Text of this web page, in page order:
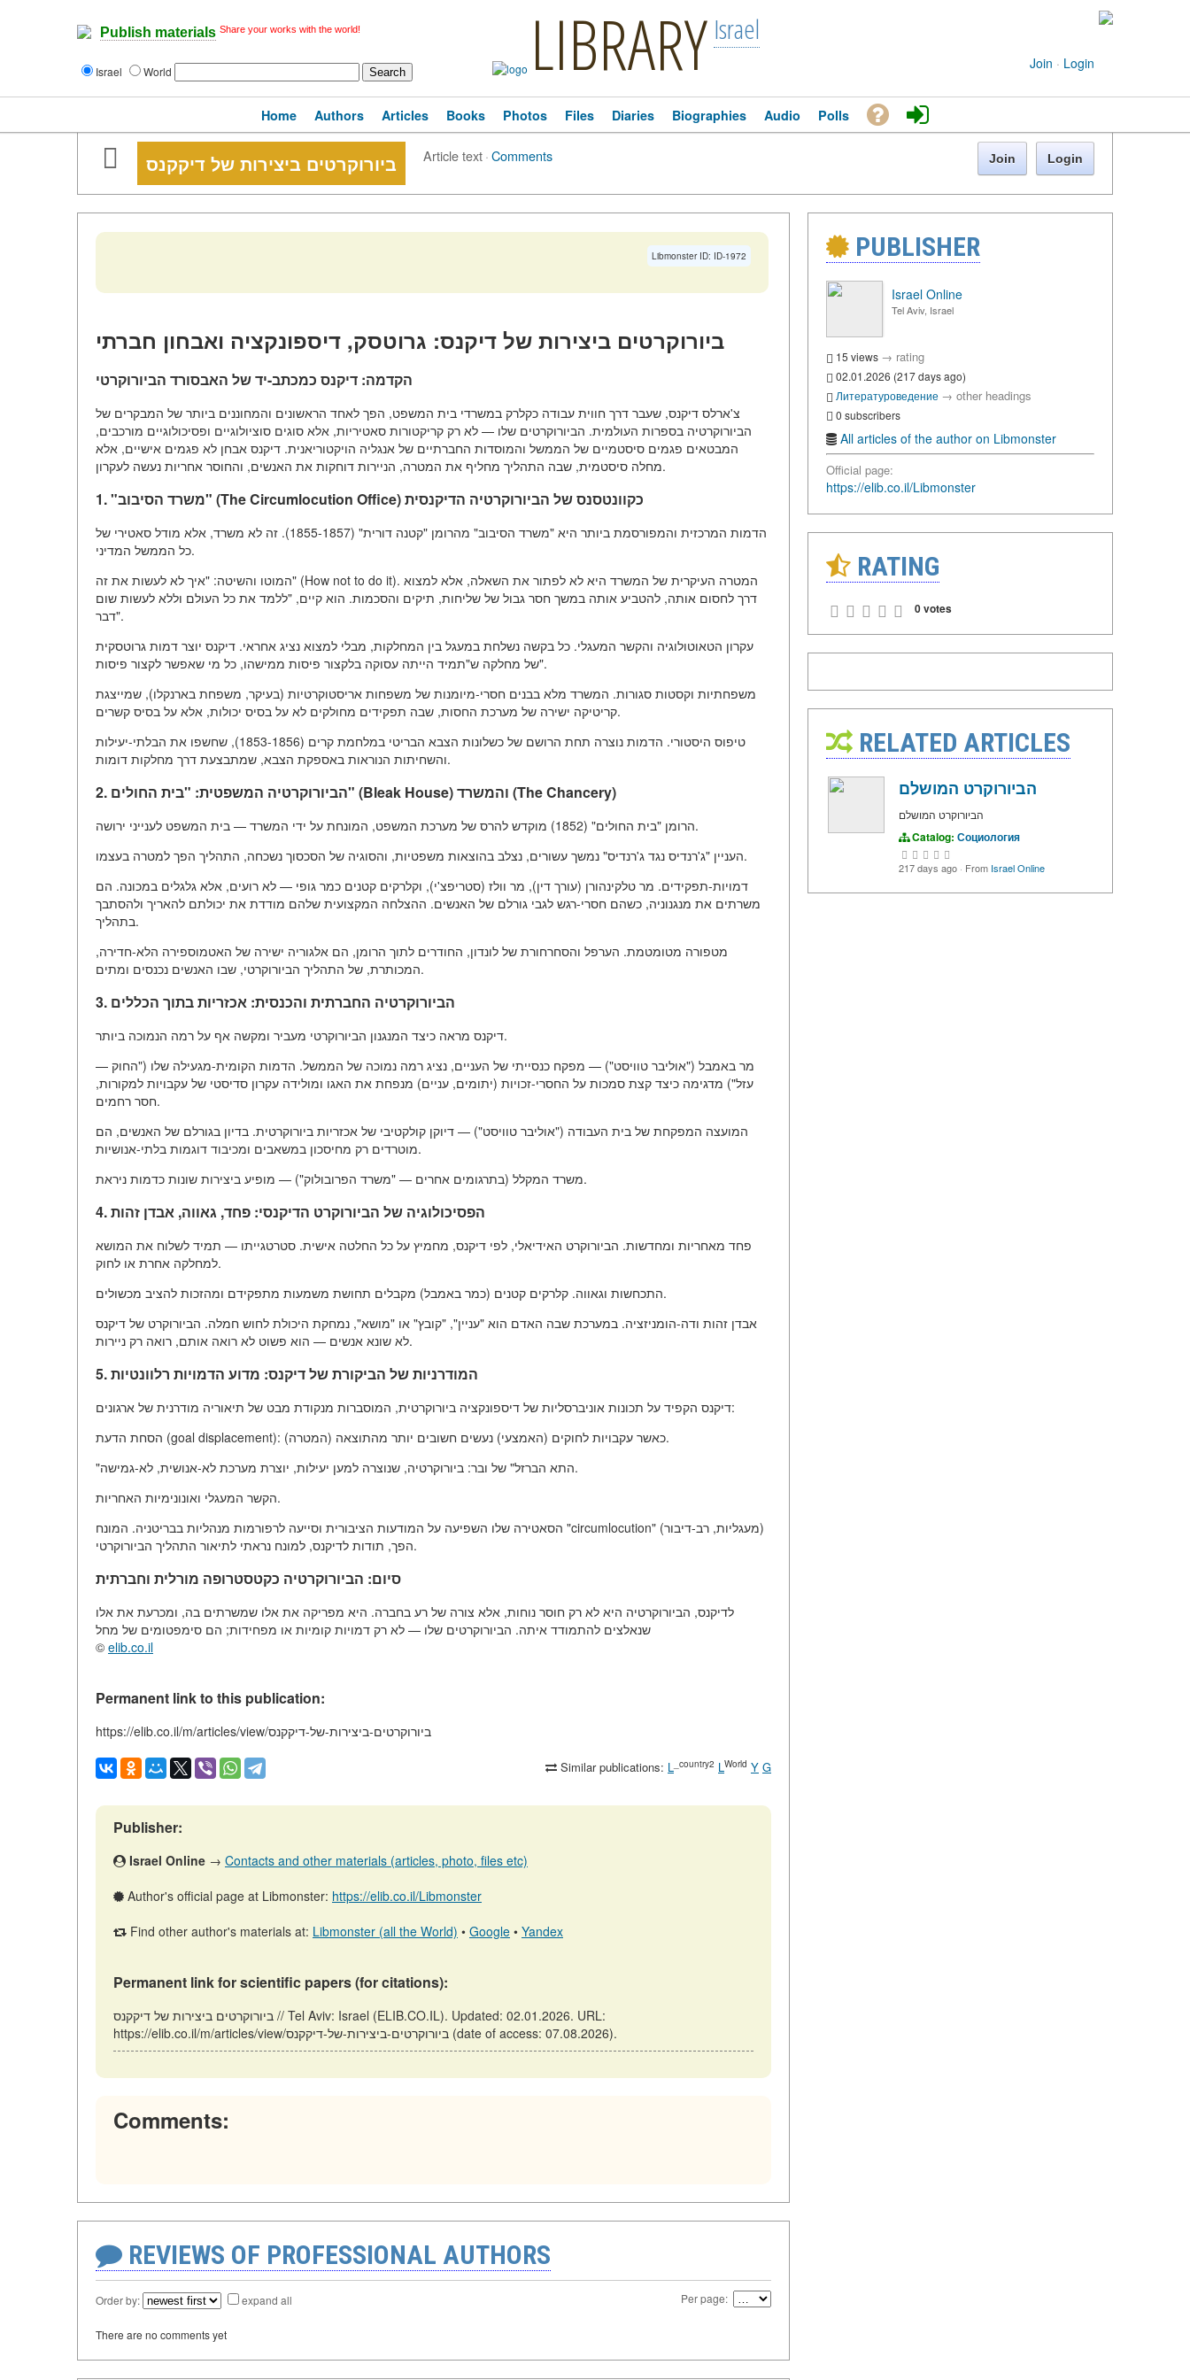
Publish materials Share your works with the world!
Israel World LIBRARY Israel
Join · Login
Home Authors Articles Books Photos Files Diaries Biographies Audio Polls
ביורוקרטים ביצירות של דיקקנס Article text·Comments Join Login
Libmonster ID: ID-1972
ביורוקרטים ביצירות של דיקנס: גרוטסק, דיספונקציה ואבחון חברתי
הקדמה: דיקנס כמכתב-יד של האבסורד הביורוקרטי
צ'ארלס דיקנס, שעבר דרך חווית עבודה כקלרק במשרדי בית המשפט, הפך לאחד הראשונים והמחוננים ביותר של המבקרים של
הביורוקרטיה בספרות העולמית. הביורוקרטים שלו — לא רק קריקטורות סאטיריות, אלא סוגים סוציולוגיים ופסיכולוגיים מורכבים,
המבטאים פגמים סיסטמיים של הממשל והמוסדות החברתיים של אנגליה הויקטוריאנית. דיקנס אבחן לא פגמים אישיים, אלא
מחלה סיסטמית, שבה התהליך מחליף את המטרה, הניירות דוחקות את האנשים, והחוסר אחריות נעשה לעקרון.
1. "משרד הסיבוב" (The Circumlocution Office) כקוונטסנס של הביורוקרטיה הדיקנסית
הדמות המרכזית והמפורסמת ביותר היא "משרד הסיבוב" מהרומן "קטנה דורית" (1855-1857). זה לא משרד, אלא מודל סאטירי של
כל הממשל המדיני.
המוטו והשיטה: "איך לא לעשות את זה" (How not to do it). המטרה העיקרית של המשרד היא לא לפתור את השאלה, אלא למצוא
דרך לחסום אותה, להטביע אותה במשך חסר גבול של שליחות, תיקים והסכמות. הוא קיים, "ללמד את כל העולם וללא לעשות שום
דבר".
עקרון הטאוטולוגיה והקשר המעגלי. כל בקשה נשלחת במעגל בין המחלקות, מבלי למצוא נציג אחראי. דיקנס יוצר דמות גרוטסקית
של מחלקה ש"תמיד הייתה עסוקה בלקצור פיסות ממישהו, כל מי שאפשר לקצור פיסות".
משפחתיות וקסטות סגורות. המשרד מלא בבנים חסרי-מיומנות של משפחות אריסטוקרטיות (בעיקר, משפחת בארנקלו), שמייצגת
קריטיקה ישירה של מערכת החסות, שבה תפקידים מחולקים לא על בסיס יכולות, אלא על בסיס קשרים.
טיפוס היסטורי. הדמות נוצרה תחת הרושם של כשלונות הצבא הבריטי במלחמת קרים (1853-1856), שחשפו את הבלתי-יעילות
והשחיתות הנוראות באספקת הצבא, שמתבצעת דרך מחלקות דומות.
2. הביורוקרטיה המשפטית: "בית החולים" (Bleak House) והמשרד (The Chancery)
הרומן "בית החולים" (1852) מוקדש להרס של מערכת המשפט, המונחת על ידי המשרד — בית המשפט לענייני ירושה.
העניין "ג'רנדיס נגד ג'רנדיס" נמשך עשורים, נצלב בהוצאות משפטיות, והסוגיה של הסכסוך נשכחה, התהליך הפך למטרה בעצמו.
דמויות-תפקידים. מר טלקינהורן (עורך דין), מר וולז (סטריפצ'י), וקלרקים קטנים כמר גופי — לא רועים, אלא גלגלים במכונה. הם
משרתים את מנגנוניה, כשהם חסרי-רגש לגבי גורלם של האנשים. ההצלחה המקצועית שלהם מודדת את יכולתם להאריך ולהסתבך
בתהליך.
מטפורה מטומטמת. הערפל והסחרחורת של לונדון, החודרים לתוך הרומן, הם אלגוריה ישירה של האטמוספירה הלא-חדירה,
המכותרת, של התהליך הביורוקרטי, שבו האנשים נכנסים ומתים.
3. הביורוקרטיה החברתית והכנסית: אכזריות בתוך הכללים
דיקנס מראה כיצד המנגנון הביורוקרטי מעביר ומקשה אף על רמה הנמוכה ביותר.
מר באמבל ("אוליבר טוויסט") — מפקח כנסייתי של העניים, נציג רמה נמוכה של הממשל. הדמות הקומית-מגעילה שלו ("החוק —
עזל") מדגימה כיצד קצת סמכות על החסרי-זכויות (יתומים, עניים) מנפחת את האגו ומולידה עקרון סדיסטי של עקבויות למקורות,
חסר רחמים.
המועצה המפקחת של בית העבודה ("אוליבר טוויסט") — דיוקן קולקטיבי של אכזריות ביורוקרטית. בדיון בגורלם של האנשים, הם
מוטרדים רק מחיסכון במשאבים ומכיבוד דוגמות בלתי-אנושיות.
משרד המקלל (בתרגומים אחרים — "משרד הפרובולוק") — מופיע ביצירות שונות כדמות ניראת.
4. הפסיכולוגיה של הביורוקרט הדיקנסי: פחד, גאווה, אבדן זהות
פחד מאחריות ומחדשות. הביורוקרט האידיאלי, לפי דיקנס, מחמיץ על כל החלטה אישית. סטרטגייתו — תמיד לשלוח את המושא
למחלקה אחרת או לחוק.
התכחשות וגאווה. קלרקים קטנים (כמר באמבל) מקבלים תחושת משמעות מתפקידם ומהזכות להציב מכשולים.
אבדן זהות ודה-הומניזציה. במערכת שבה האדם הוא "עניין", "קובץ" או "מושא", נמחקת היכולת לחוש חמלה. הביורוקרט של דיקנס
לא שונא אנשים — הוא פשוט לא רואה אותם, רואה רק ניירות.
5. המודרניות של הביקורת של דיקנס: מדוע הדמויות רלוונטיות
דיקנס הקפיד על תכונות אוניברסליות של דיספונקציה ביורוקרטית, המוסברות מנקודת מבט של תיאוריה מודרנית של ארגונים:
הסחת הדעת (goal displacement): כאשר עקבויות לחוקים (האמצעי) נעשים חשובים יותר מהתוצאה (המטרה).
"התא הברזל" של ובר: ביורוקרטיה, שנוצרה למען יעילות, יוצרת מערכת לא-אנושית, לא-גמישה.
הקשר המעגלי ואונונימיות האחריות.
הסאטירה שלו השפיעה על המודעות הציבורית וסייעה לרפורמות מנהליות בבריטניה. המונח "circumlocution" (מעגליות, רב-דיבור)
הפך, תודות לדיקנס, למונח נראתי לתיאור התהליך הביורוקרטי.
סיום: הביורוקרטיה כקטסטרופה מורלית וחברתית
לדיקנס, הביורוקרטיה היא לא רק חוסר נוחות, אלא צורה של רע בחברה. היא מפריקה את אלו שמשרתים בה, ומכרעת את אלו
שנאלצים להתמודד איתה. הביורוקרטים שלו — לא רק דמויות קומיות או מפחידות; הם סימפטומים של מחל
© elib.co.il
Permanent link to this publication:
https://elib.co.il/m/articles/view/ביורוקרטים-ביצירות-של-דיקקנס
Similar publications: L _country2 LWorld Y G
Publisher:
Israel Online → Contacts and other materials (articles, photo, files etc)
Author's official page at Libmonster: https://elib.co.il/Libmonster
Find other author's materials at: Libmonster (all the World) • Google • Yandex
Permanent link for scientific papers (for citations):
ביורוקרטים ביצירות של דיקקנס // Tel Aviv: Israel (ELIB.CO.IL). Updated: 02.01.2026. URL:
https://elib.co.il/m/articles/view/ביורוקרטים-ביצירות-של-דיקקנס (date of access: 07.08.2026).
Comments:
REVIEWS OF PROFESSIONAL AUTHORS
Order by: expand all Per page:
There are no comments yet
PUBLISHER
Israel Online
Tel Aviv, Israel
15 views → rating
02.01.2026 (217 days ago)
Литературоведение → other headings
0 subscribers
All articles of the author on Libmonster
Official page:
https://elib.co.il/Libmonster
RATING
0 votes
RELATED ARTICLES
הביורוקרט המושלם
הביורוקרט המושלם
Catalog: Социология
217 days ago · From Israel Online